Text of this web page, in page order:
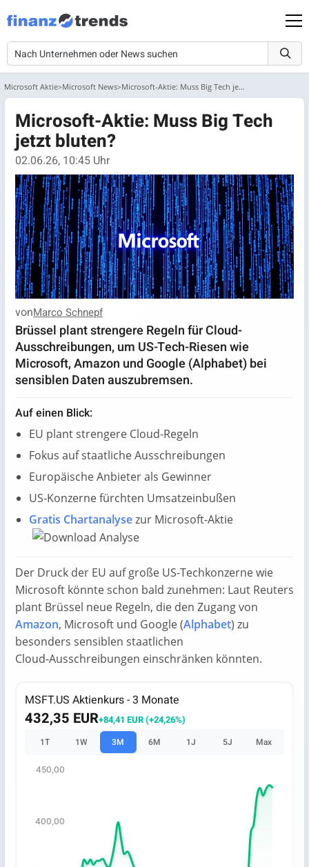
Microsoft Aktie Microsoft News Microsoft-Aktie: Muss Big Tech jetzt bluten?
Microsoft-Aktie: Muss Big Tech
jetzt bluten?
02.06.26, 10:45 Uhr
vonMarco Schnepf
Brüssel plant strengere Regeln für Cloud-
Ausschreibungen, um US-Tech-Riesen wie
Microsoft, Amazon und Google (Alphabet) bei
sensiblen Daten auszubremsen.
Auf einen Blick:
EU plant strengere Cloud-Regeln
Fokus auf staatliche Ausschreibungen
Europäische Anbieter als Gewinner
US-Konzerne fürchten Umsatzeinbußen
Gratis Chartanalysezur Microsoft-Aktie
Der Druck der EU auf große US-Techkonzerne wie
Microsoft könnte schon bald zunehmen: Laut Reuters
plant Brüssel neue Regeln, die den Zugang von
Amazon, Microsoft und Google (Alphabet) zu
besonders sensiblen staatlichen
Cloud‑Ausschreibungen einschränken könnten.
MSFT.US Aktienkurs - 3 Monate
432,35 EUR+84,41 EUR (+24,26%)
1T 1W 3M 6M 1J 5J Max
The chart has 1 X axis displaying categories.
The chart has 1 Y axis displaying values. Data ranges
400,00
450,00